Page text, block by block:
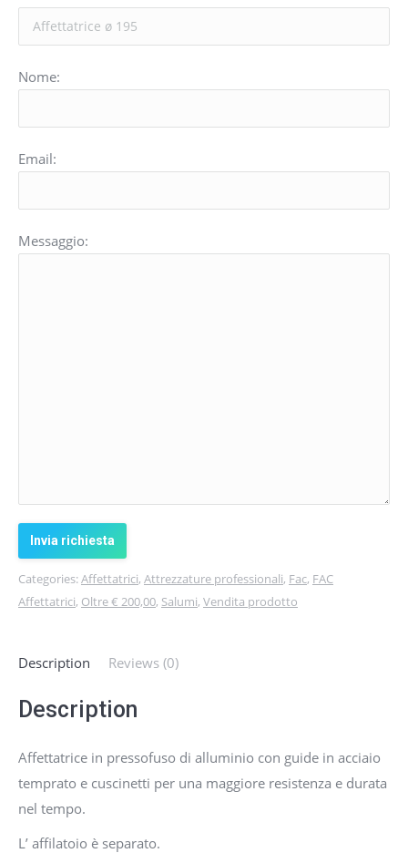
Nome:
Email:
Messaggio:
Categories:Affettatrici, Attrezzature professionali, Fac, FAC
Affettatrici, Oltre € 200,00, Salumi, Vendita prodotto
Description Reviews (0)
Description
Affettatrice in pressofuso di alluminio con guide in acciaio
temprato e cuscinetti per una maggiore resistenza e durata
nel tempo.
L’ affilatoio è separato.